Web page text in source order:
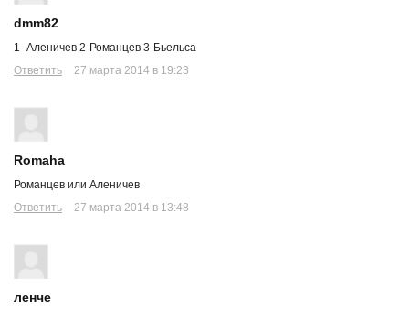
dmm82
1- Аленичев 2-Романцев 3-Бьельса
Ответить
27 марта 2014 в 19:23
Romaha
Романцев или Аленичев
Ответить
27 марта 2014 в 13:48
ленче